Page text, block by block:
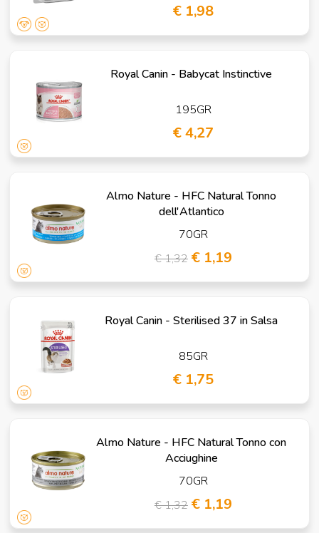
€ 1,98
Royal Canin - Babycat Instinctive
195GR
€ 4,27
Almo Nature - HFC Natural Tonno
dell'Atlantico
70GR
€ 1,32 € 1,19
Royal Canin - Sterilised 37 in Salsa
85GR
€ 1,75
Almo Nature - HFC Natural Tonno con
Acciughine
70GR
€ 1,32 € 1,19